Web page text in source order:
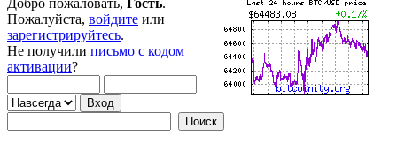
Пожалуйста, войдите или
зарегистрируйтесь.
Не получили письмо с кодом
активации?